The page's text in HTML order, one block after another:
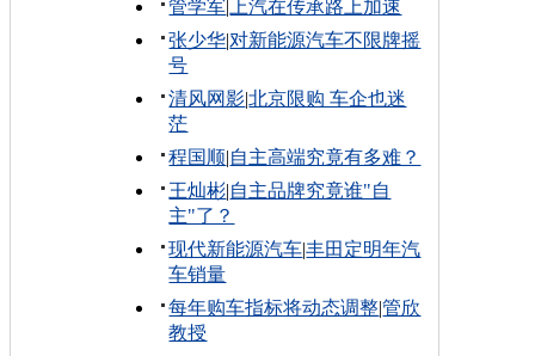
管学军| 上汽在传承路上加速
张少华|对新能源汽车不限牌摇
号
清风网影|北京限购 车企也迷
茫
程国顺|自主高端究竟有多难？
王灿彬|自主品牌究竟谁"自
主"了？
现代新能源汽车|丰田定明年汽
车销量
每年购车指标将动态调整|管欣
教授